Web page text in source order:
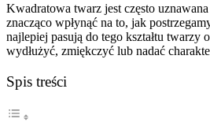
Kwadratowa twarz jest często
znacząco wpłynąć na to, jak
najlepiej pasują do tego kształtu
wydłużyć, zmiękczyć lub nadać
Spis treści